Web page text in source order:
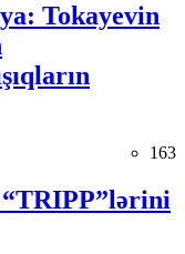
Tokayevin
163